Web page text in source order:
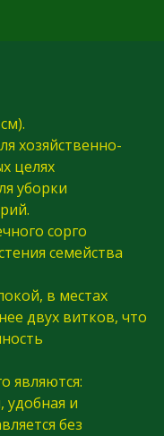
хозяйственно-
целях
уборки
сорго
семейства
в местах
двух витков, что
являются:
удобная и
без